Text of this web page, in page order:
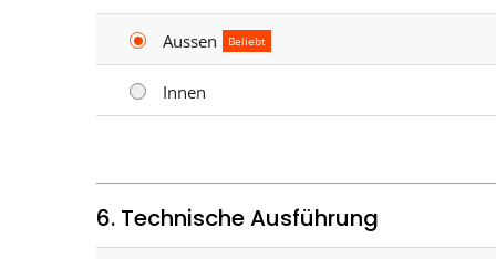
Aussen Beliebt
Innen
6. Technische Ausführung